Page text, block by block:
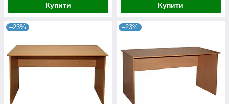
Купити Купити
–23% –23%